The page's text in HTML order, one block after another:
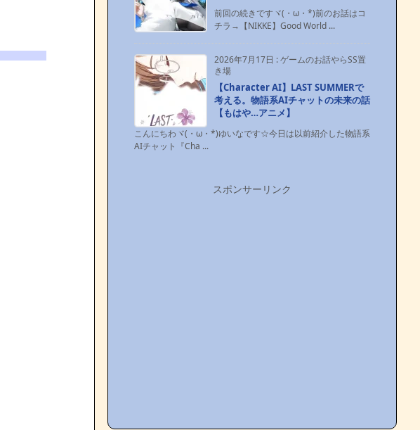
前回の続きですヾ(・ω・*)前のお話はコ
チラ→【NIKKE】Good World ...
2026年7月17日 :ゲームのお話やらSS置
き場
【Character AI】LAST SUMMERで
考える。物語系AIチャットの未来の話
【もはや…アニメ】
こんにちわヾ(・ω・*)ゆいなです☆今日は以前紹介した物語系
AIチャット『Cha ...
スポンサーリンク